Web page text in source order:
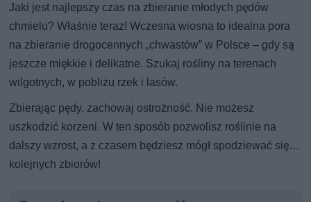
Jaki jest najlepszy czas na zbieranie młodych pędów
chmielu? Właśnie teraz! Wczesna wiosna to idealna pora
na zbieranie drogocennych „chwastów” w Polsce – gdy są
jeszcze miękkie i delikatne. Szukaj rośliny na terenach
wilgotnych, w pobliżu rzek i lasów.
Zbierając pędy, zachowaj ostrożność. Nie możesz
uszkodzić korzeni. W ten sposób pozwolisz roślinie na
dalszy wzrost, a z czasem będziesz mógł spodziewać się…
kolejnych zbiorów!